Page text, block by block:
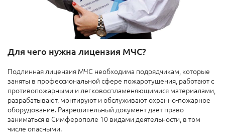
Для чего нужна лицензия МЧС?
Подлинная лицензия МЧС необходима подрядчикам, которые
заняты в профессиональной сфере пожаротушения, работают с
противопожарными и легковоспламеняющимися материалами,
разрабатывают, монтируют и обслуживают охранно-пожарное
оборудование. Разрешительный документ дает право
заниматься в Симферополе 10 видами деятельности, в том
числе опасными.